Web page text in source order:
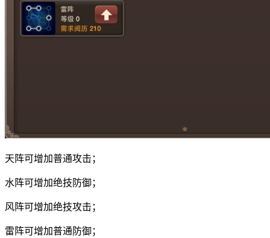
天阵可增加普通攻击；
水阵可增加绝技防御；
风阵可增加绝技攻击；
雷阵可增加普通防御；